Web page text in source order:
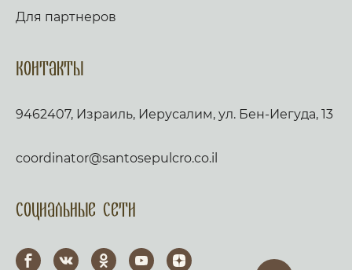
Для партнеров
Контакты
9462407, Израиль, Иерусалим, ул. Бен-Иегуда, 13
coordinator@santosepulcro.co.il
Социальные сети